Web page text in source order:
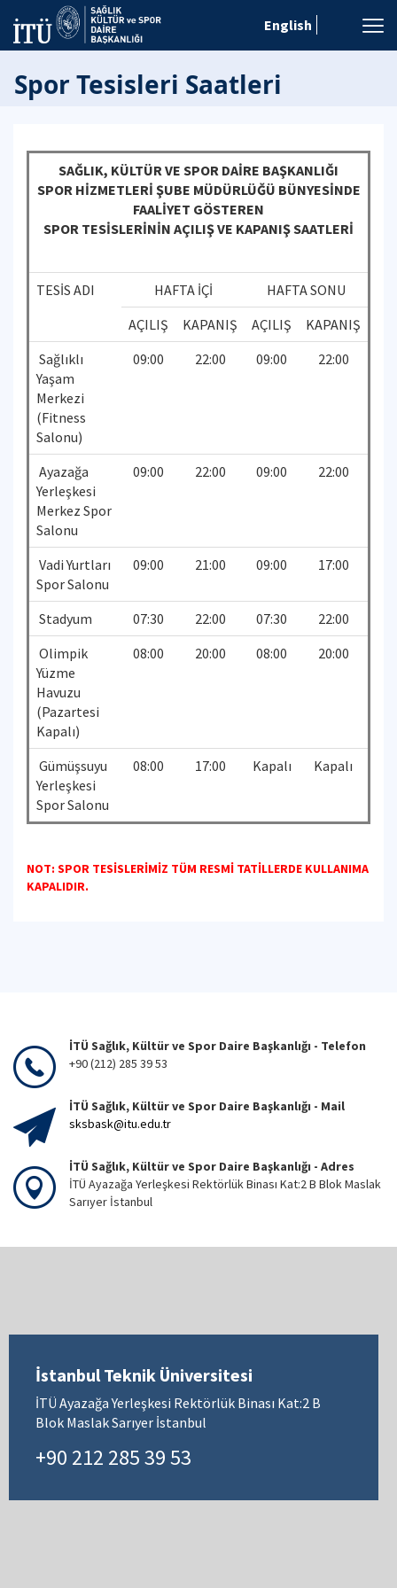
English
Spor Tesisleri Saatleri
SAĞLIK, KÜLTÜR VE SPOR DAİRE BAŞKANLIĞI
SPOR HİZMETLERİ ŞUBE MÜDÜRLÜĞÜ BÜNYESİNDE
FAALİYET GÖSTEREN
SPOR TESİSLERİNİN AÇILIŞ VE KAPANIŞ SAATLERİ
TESİS ADI HAFTA İÇİ
HAFTA SONU
AÇILIŞ
KAPANIŞ AÇILIŞ
KAPANIŞ
Sağlıklı
Yaşam
Merkezi
(Fitness
Salonu)
09:00 22:00 09:00 22:00
Ayazağa
Yerleşkesi
Merkez Spor
Salonu
09:00 22:00 09:00 22:00
Vadi Yurtları
Spor Salonu
09:00 21:00 09:00 17:00
Stadyum 07:30 22:00 07:30
22:00
Olimpik
Yüzme
Havuzu
(Pazartesi
Kapalı)
08:00 20:00 08:00 20:00
Gümüşsuyu
Yerleşkesi
Spor Salonu
08:00 17:00 Kapalı Kapalı
NOT: SPOR TESİSLERİMİZ TÜM RESMİ TATİLLERDE KULLANIMA
KAPALIDIR.
İTÜ Sağlık, Kültür ve Spor Daire Başkanlığı - Telefon
+90 (212) 285 39 53
İTÜ Sağlık, Kültür ve Spor Daire Başkanlığı - Mail
sksbask@itu.edu.tr
İTÜ Sağlık, Kültür ve Spor Daire Başkanlığı - Adres
İTÜ Ayazağa Yerleşkesi Rektörlük Binası Kat:2 B Blok Maslak
Sarıyer İstanbul
İstanbul Teknik Üniversitesi
İTÜ Ayazağa Yerleşkesi Rektörlük Binası Kat:2 B
Blok Maslak Sarıyer İstanbul
+90 212 285 39 53